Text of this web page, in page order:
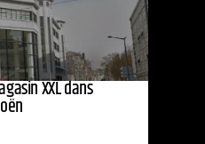
XXL dans